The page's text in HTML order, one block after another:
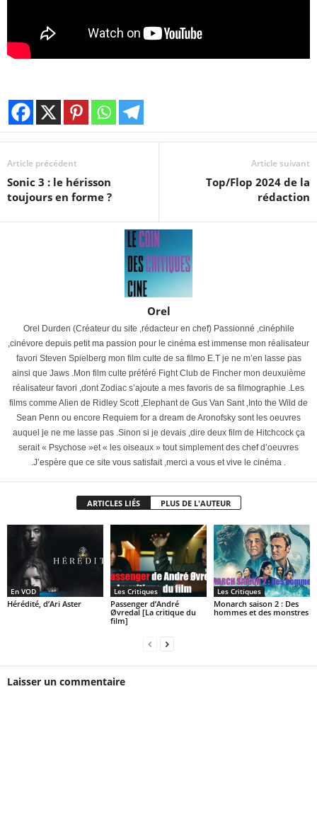
Article précédent
Sonic 3 : le hérisson
toujours en forme ?
Article suivant
Top/Flop 2024 de la
rédaction
Orel
Orel Durden (Créateur du site ,rédacteur en chef) Passionné ,cinéphile
,cinévore depuis petit ma passion pour le cinéma est immense mon réalisateur
favori Steven Spielberg mon film culte de sa filmo E.T je ne m’en lasse pas
ainsi que Jaws .Mon film culte préféré Fight Club de Fincher mon deuxuième
réalisateur favori ,dont Zodiac s’ajoute a mes favoris de sa filmographie .Les
films comme Alien de Ridley Scott ,Elephant de Gus Van Sant ,Into the Wild de
Sean Penn ou encore Requiem for a dream de Aronofsky sont les oeuvres
auquel je ne me lasse pas .Sinon si je devais ,dire deux film de Hitchcock ça
serait « Psychose »et « les oiseaux » tout simplement des chef d’oeuvres
.J’espère que ce site vous satisfait ,merci a vous et vive le cinéma .
ARTICLES LIÉS PLUS DE L'AUTEUR
En VOD
Hérédité, d’Ari Aster
Les Critiques
Passenger d’André
Øvredal [La critique du
film]
Les Critiques
Monarch saison 2 : Des
hommes et des monstres
Laisser un commentaire